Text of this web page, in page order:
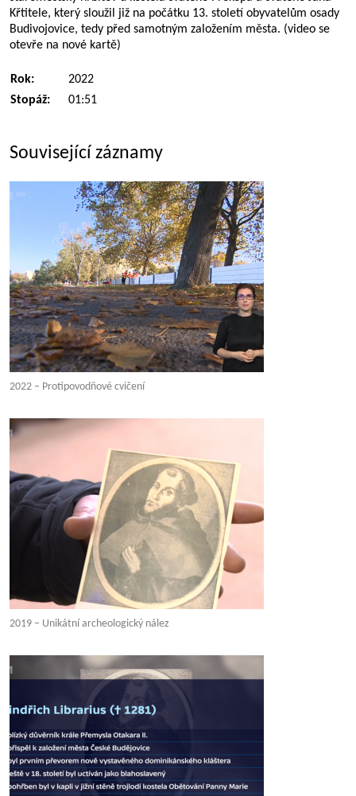
Křtitele, který sloužil již na počátku 13. století obyvatelům osady
Budivojovice, tedy před samotným založením města. (video se
otevře na nové kartě)
Rok:
2022
Stopáž:
01:51
Související záznamy
2022 – Protipovodňové cvičení
2019 – Unikátní archeologický nález